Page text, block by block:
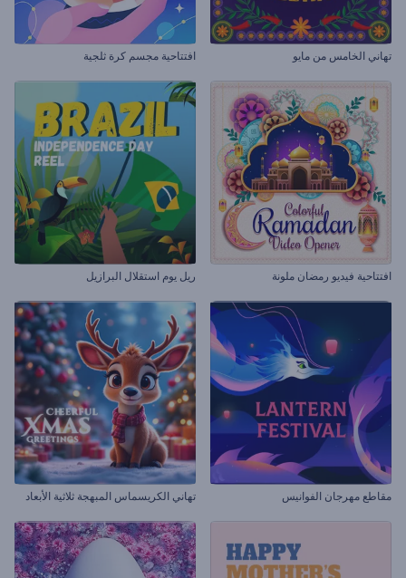
تهاني الخامس من مايو افتتاحية مجسم كرة ثلجية
افتتاحية فيديو رمضان ملونة ريل يوم استقلال البرازيل
مقاطع مهرجان الفوانيس تهاني الكريسماس المبهجة ثلاثية الأبعاد